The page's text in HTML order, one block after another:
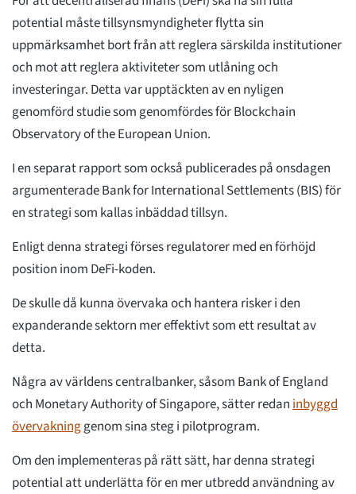
potential måste tillsynsmyndigheter flytta sin
uppmärksamhet bort från att reglera särskilda institutioner
och mot att reglera aktiviteter som utlåning och
investeringar. Detta var upptäckten av en nyligen
genomförd studie som genomfördes för Blockchain
Observatory of the European Union.
I en separat rapport som också publicerades på onsdagen
argumenterade Bank for International Settlements (BIS) för
en strategi som kallas inbäddad tillsyn.
Enligt denna strategi förses regulatorer med en förhöjd
position inom DeFi-koden.
De skulle då kunna övervaka och hantera risker i den
expanderande sektorn mer effektivt som ett resultat av
detta.
Några av världens centralbanker, såsom Bank of England
och Monetary Authority of Singapore, sätter redan inbyggd
övervakninggenom sina steg i pilotprogram.
Om den implementeras på rätt sätt, har denna strategi
potential att underlätta för en mer utbredd användning av